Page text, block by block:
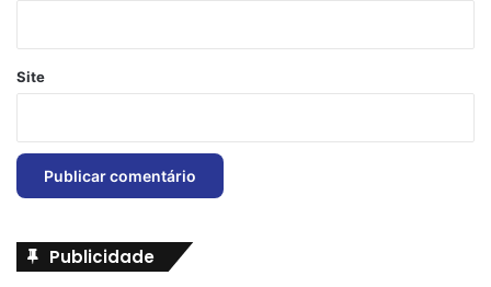
Site
Publicidade